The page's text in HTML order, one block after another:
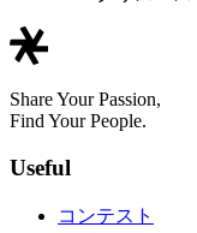
Share Your Passion,
Find Your People.
Useful
コンテスト